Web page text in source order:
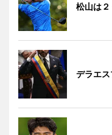
松山は
デラエ